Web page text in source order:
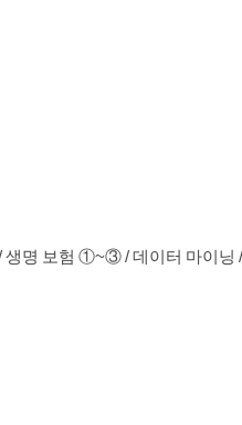
생명 보험 ①~③ / 데이터 마이닝 /